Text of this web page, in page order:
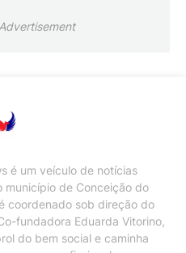
é um veículo de notícias
de Conceição do
coordenado sob direção do
fundadora Eduarda Vitorino,
do bem social e caminha